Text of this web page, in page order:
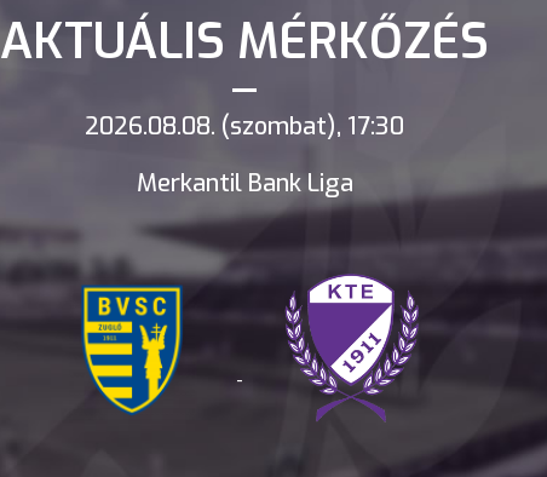
AKTUÁLIS MÉRKŐZÉS
2026.08.08. (szombat), 17:30
Merkantil Bank Liga
-